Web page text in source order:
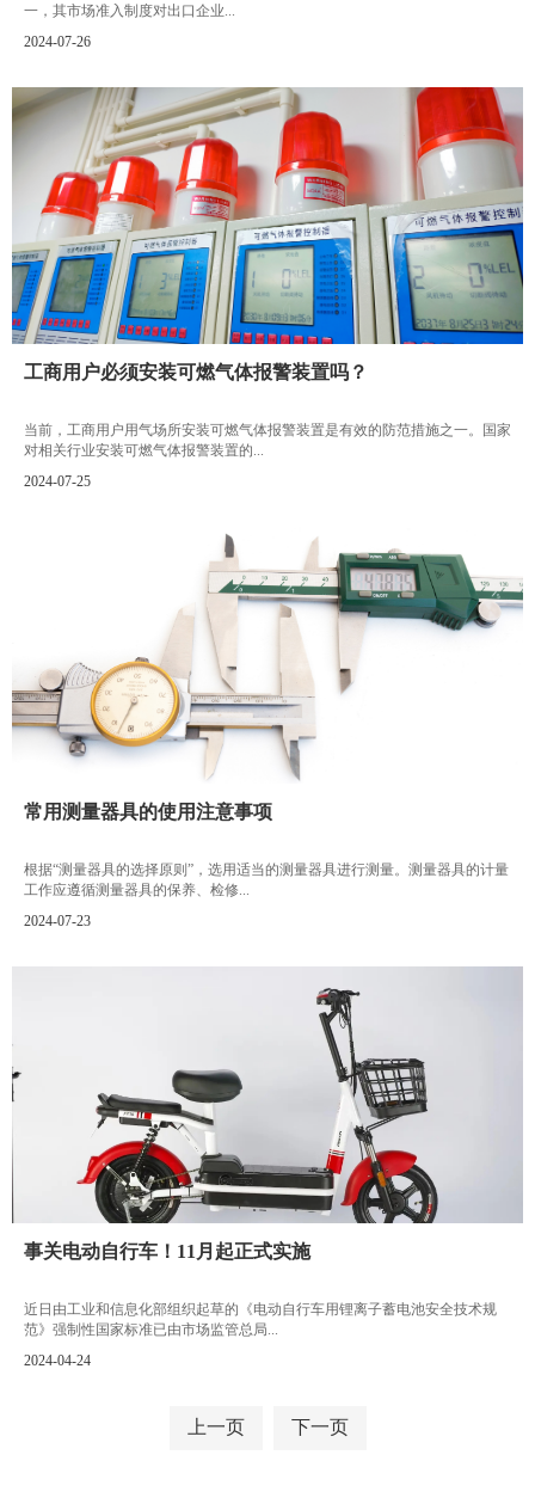
一，其市场准入制度对出口企业...
2024-07-26
工商用户必须安装可燃气体报警装置吗？
当前，工商用户用气场所安装可燃气体报警装置是有效的防范措施之一。国家
对相关行业安装可燃气体报警装置的...
2024-07-25
常用测量器具的使用注意事项
根据“测量器具的选择原则”，选用适当的测量器具进行测量。测量器具的计量
工作应遵循测量器具的保养、检修...
2024-07-23
事关电动自行车！11月起正式实施
近日由工业和信息化部组织起草的《电动自行车用锂离子蓄电池安全技术规
范》强制性国家标准已由市场监管总局...
2024-04-24
上一页 下一页